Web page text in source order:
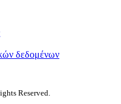
δεδομένων
Reserved.